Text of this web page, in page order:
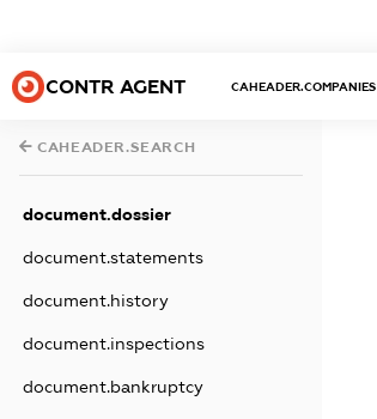
CONTR AGENT CAHEADER.COMPANIES
CAHEADER.SEARCH
document.dossier
document.statements
document.history
document.inspections
document.bankruptcy